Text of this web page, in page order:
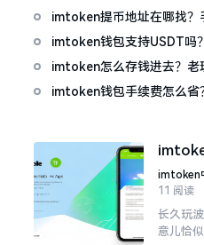
imtoken提币地址在哪找？
imtoken钱包支持USDT吗
imtoken怎么存钱进去？老
imtoken钱包手续费怎么省
转换
imtoken
11 阅读
长久玩
意儿恰